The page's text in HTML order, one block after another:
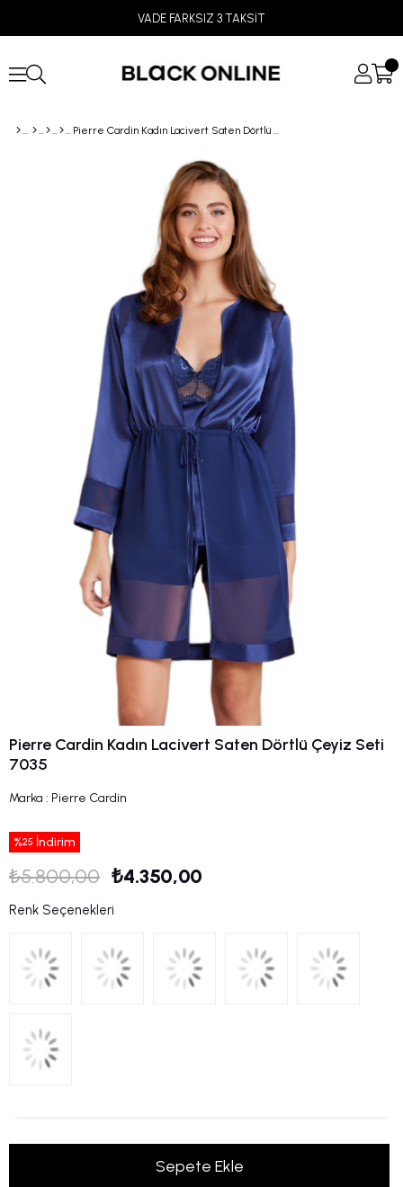
VADE FARKSIZ 3 TAKSİT
Pierre Cardin Kadın Lacivert Saten Dörtlü Çeyiz Seti 7035
Pierre Cardin Kadın Lacivert Saten Dörtlü Çeyiz Seti
7035
Marka : Pierre Cardin
%25 İndirim
₺5.800,00 ₺4.350,00
Renk Seçenekleri